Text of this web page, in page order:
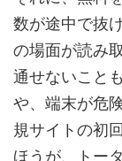
数が途中で抜
の場面が読み
通せないこと
や、端末が危
規サイトの初
ほうが、トー